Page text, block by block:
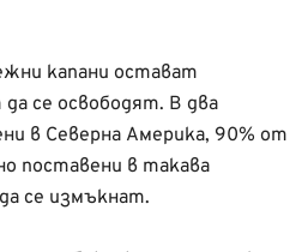
капани остават
се освободят. В два
в Северна Америка, 90% от
поставени в такава
се измъкнат.